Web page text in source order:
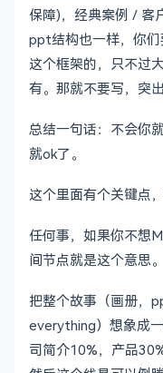
保障)，经典案例 / 客
ppt结构也一样，你
这个框架的，只不过
有。那就不要写，突
总结一句话：不会你
就ok了。
这个里面有个关键点
任何事，如果你不想
间节点就是这个意思。
把整个故事（画册，
everything）想象成
司简介10%，产品